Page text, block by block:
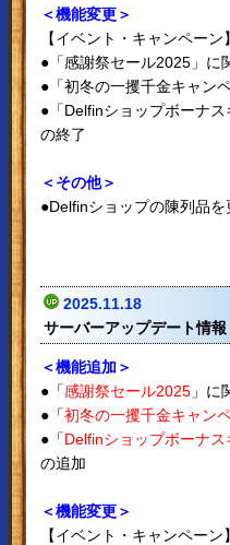
＜機能変更＞
【イベント・キャンペーン】
●「感謝祭セール2025」に
●「初冬の一攫千金キャン
●「Delfinショップボーナ
の終了
＜その他＞
●Delfinショップの陳列品を
2025.11.18
サーバーアップデート情報
＜機能追加＞
●「感謝祭セール2025」に
●「初冬の一攫千金キャン
●「Delfinショップボーナス
の追加
＜機能変更＞
【イベント・キャンペーン】